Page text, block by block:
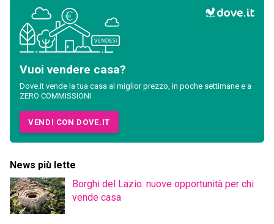
Vuoi vendere casa?
Dove.it vende la tua casa al miglior prezzo, in poche settimane e a
ZERO COMMISSIONI
VENDI CON DOVE.IT
News più lette
Borghi del Lazio: nuove opportunità per chi
vende casa